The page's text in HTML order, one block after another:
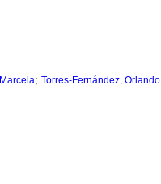
; Torres-Fernández, Orlando